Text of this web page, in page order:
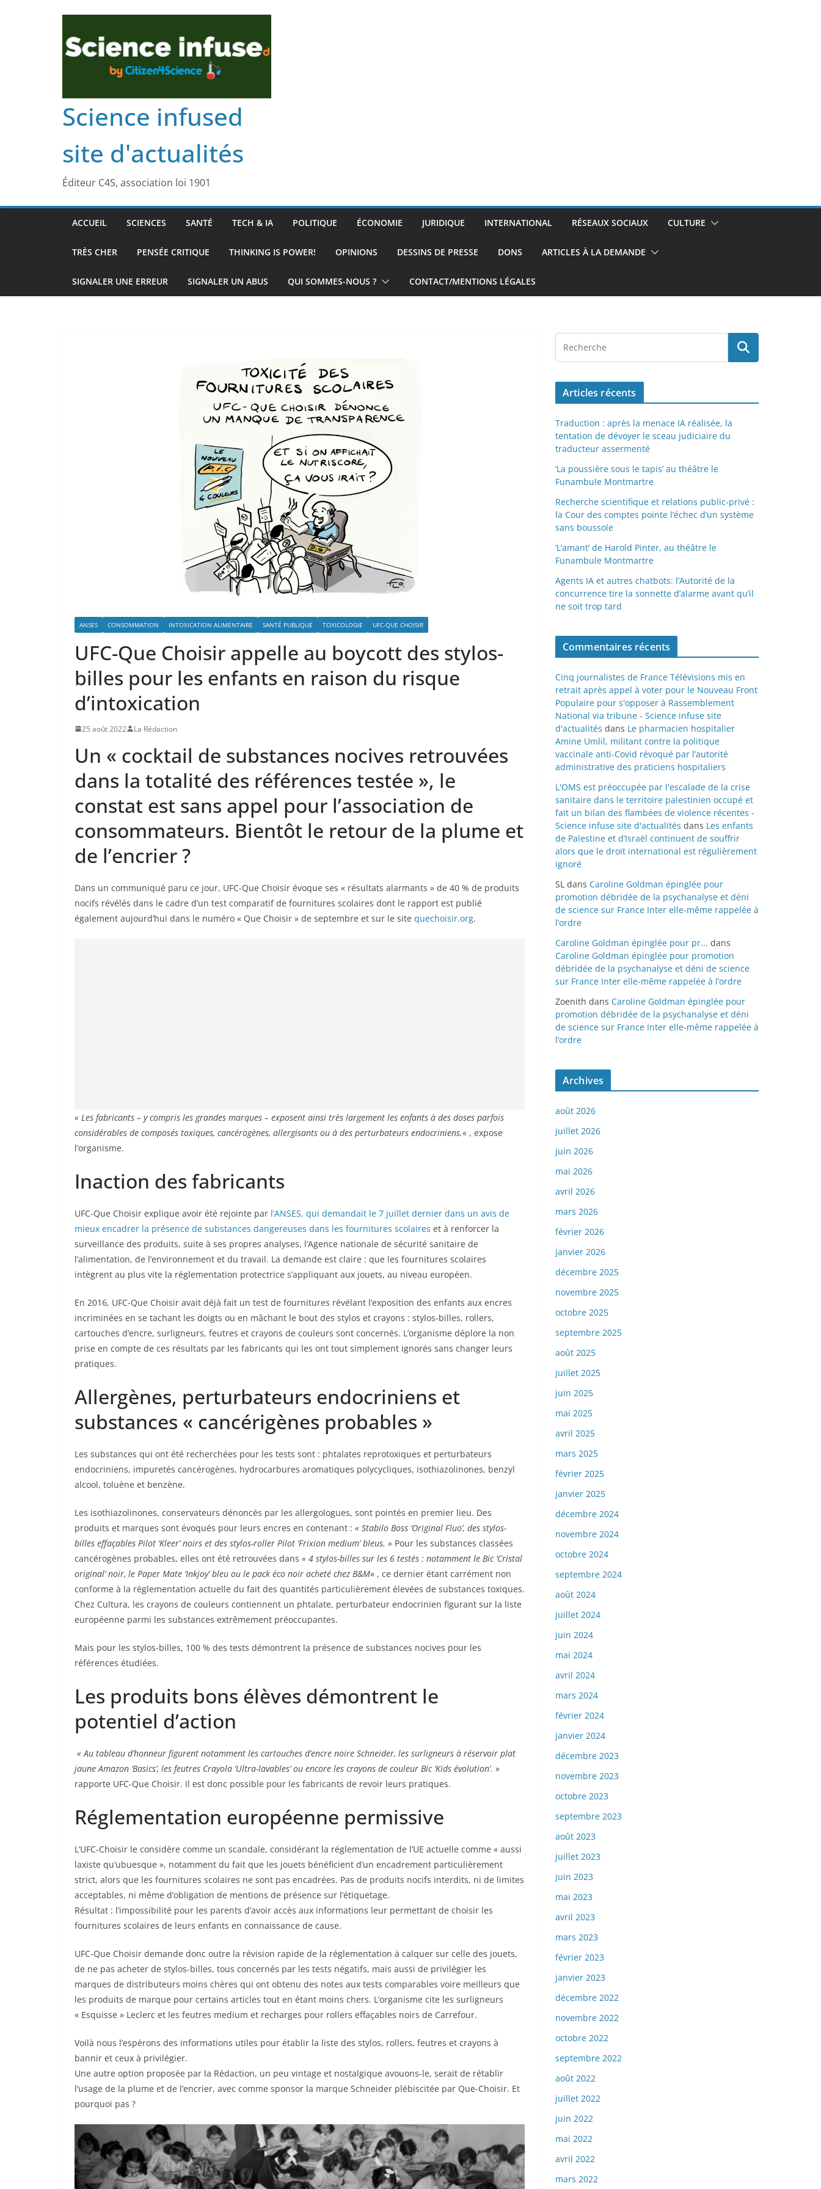
Science infused
site d'actualités
Éditeur C4S, association loi 1901
ACCUEIL SCIENCES SANTÉ TECH & IA POLITIQUE ÉCONOMIE JURIDIQUE INTERNATIONAL RÉSEAUX SOCIAUX CULTURE
TRÈS CHER PENSÉE CRITIQUE THINKING IS POWER! OPINIONS DESSINS DE PRESSE DONS ARTICLES À LA DEMANDE
SIGNALER UNE ERREUR SIGNALER UN ABUS QUI SOMMES-NOUS ? CONTACT/MENTIONS LÉGALES
ANSES CONSOMMATION INTOXICATION ALIMENTAIRE SANTÉ PUBLIQUE TOXICOLOGIE UFC-QUE CHOISIR
UFC-Que Choisir appelle au boycott des stylos-
billes pour les enfants en raison du risque
d’intoxication￼
25 août 2022 La Rédaction
Un « cocktail de substances nocives retrouvées
dans la totalité des références testée », le
constat est sans appel pour l’association de
consommateurs. Bientôt le retour de la plume et
de l’encrier ?
Dans un communiqué paru ce jour, UFC-Que Choisir évoque ses « résultats alarmants » de 40 % de produits
nocifs révélés dans le cadre d’un test comparatif de fournitures scolaires dont le rapport est publié
également aujourd’hui dans le numéro « Que Choisir » de septembre et sur le site quechoisir.org.
« Les fabricants – y compris les grandes marques – exposent ainsi très largement les enfants à des doses parfois
considérables de composés toxiques, cancérogènes, allergisants ou à des perturbateurs endocriniens.« , expose
l’organisme.
Inaction des fabricants
UFC-Que Choisir explique avoir été rejointe par l’ANSES, qui demandait le 7 juillet dernier dans un avis de
mieux encadrer la présence de substances dangereuses dans les fournitures scolaires et à renforcer la
surveillance des produits, suite à ses propres analyses, l’Agence nationale de sécurité sanitaire de
l’alimentation, de l’environnement et du travail. La demande est claire : que les fournitures scolaires
intègrent au plus vite la réglementation protectrice s’appliquant aux jouets, au niveau européen.
En 2016, UFC-Que Choisir avait déjà fait un test de fournitures révélant l’exposition des enfants aux encres
incriminées en se tachant les doigts ou en mâchant le bout des stylos et crayons : stylos-billes, rollers,
cartouches d’encre, surligneurs, feutres et crayons de couleurs sont concernés. L’organisme déplore la non
prise en compte de ces résultats par les fabricants qui les ont tout simplement ignorés sans changer leurs
pratiques.
Allergènes, perturbateurs endocriniens et
substances « cancérigènes probables »
Les substances qui ont été recherchées pour les tests sont : phtalates reprotoxiques et perturbateurs
endocriniens, impuretés cancérogènes, hydrocarbures aromatiques polycycliques, isothiazolinones, benzyl
alcool, toluène et benzène.
Les isothiazolinones, conservateurs dénoncés par les allergologues, sont pointés en premier lieu. Des
produits et marques sont évoqués pour leurs encres en contenant : « Stabilo Boss ‘Original Fluo’, des stylos-
billes effaçables Pilot ‘Kleer’ noirs et des stylos-roller Pilot ‘Frixion medium’ bleus. » Pour les substances classées
cancérogènes probables, elles ont été retrouvées dans « 4 stylos-billes sur les 6 testés : notamment le Bic ‘Cristal
original’ noir, le Paper Mate ‘Inkjoy’ bleu ou le pack éco noir acheté chez B&M« , ce dernier étant carrément non
conforme à la réglementation actuelle du fait des quantités particulièrement élevées de substances toxiques.
Chez Cultura, les crayons de couleurs contiennent un phtalate, perturbateur endocrinien figurant sur la liste
européenne parmi les substances extrêmement préoccupantes.
Mais pour les stylos-billes, 100 % des tests démontrent la présence de substances nocives pour les
références étudiées.
Les produits bons élèves démontrent le
potentiel d’action
« Au tableau d’honneur figurent notamment les cartouches d’encre noire Schneider, les surligneurs à réservoir plat
jaune Amazon ‘Basics’, les feutres Crayola ‘Ultra-lavables’ ou encore les crayons de couleur Bic ‘Kids évolution’. »
rapporte UFC-Que Choisir. Il est donc possible pour les fabricants de revoir leurs pratiques.
Réglementation européenne permissive
L’UFC-Choisir le considère comme un scandale, considérant la réglementation de l’UE actuelle comme « aussi
laxiste qu’ubuesque », notamment du fait que les jouets bénéficient d’un encadrement particulièrement
strict, alors que les fournitures scolaires ne sont pas encadrées. Pas de produits nocifs interdits, ni de limites
acceptables, ni même d’obligation de mentions de présence sur l’étiquetage.
Résultat : l’impossibilité pour les parents d’avoir accès aux informations leur permettant de choisir les
fournitures scolaires de leurs enfants en connaissance de cause.
UFC-Que Choisir demande donc outre la révision rapide de la réglementation à calquer sur celle des jouets,
de ne pas acheter de stylos-billes, tous concernés par les tests négatifs, mais aussi de privilégier les
marques de distributeurs moins chères qui ont obtenu des notes aux tests comparables voire meilleurs que
les produits de marque pour certains articles tout en étant moins chers. L’organisme cite les surligneurs
« Esquisse » Leclerc et les feutres medium et recharges pour rollers effaçables noirs de Carrefour.
Voilà nous l’espérons des informations utiles pour établir la liste des stylos, rollers, feutres et crayons à
bannir et ceux à privilégier.
Une autre option proposée par la Rédaction, un peu vintage et nostalgique avouons-le, serait de rétablir
l’usage de la plume et de l’encrier, avec comme sponsor la marque Schneider plébiscitée par Que-Choisir. Et
pourquoi pas ?
Articles récents
Traduction : après la menace IA réalisée, la
tentation de dévoyer le sceau judiciaire du
traducteur assermenté
‘La poussière sous le tapis’ au théâtre le
Funambule Montmartre
Recherche scientifique et relations public-privé :
la Cour des comptes pointe l’échec d’un système
sans boussole
‘L’amant’ de Harold Pinter, au théâtre le
Funambule Montmartre
Agents IA et autres chatbots: l’Autorité de la
concurrence tire la sonnette d’alarme avant qu’il
ne soit trop tard
Commentaires récents
Cinq journalistes de France Télévisions mis en
retrait après appel à voter pour le Nouveau Front
Populaire pour s'opposer à Rassemblement
National via tribune - Science infuse site
d'actualités dans Le pharmacien hospitalier
Amine Umlil, militant contre la politique
vaccinale anti-Covid révoqué par l’autorité
administrative des praticiens hospitaliers
L'OMS est préoccupée par l'escalade de la crise
sanitaire dans le territoire palestinien occupé et
fait un bilan des flambées de violence récentes -
Science infuse site d'actualités dans Les enfants
de Palestine et d’Israël continuent de souffrir
alors que le droit international est régulièrement
ignoré
SL dans Caroline Goldman épinglée pour
promotion débridée de la psychanalyse et déni
de science sur France Inter elle-même rappelée à
l’ordre
Caroline Goldman épinglée pour pr... dans
Caroline Goldman épinglée pour promotion
débridée de la psychanalyse et déni de science
sur France Inter elle-même rappelée à l’ordre
Zoenith dans Caroline Goldman épinglée pour
promotion débridée de la psychanalyse et déni
de science sur France Inter elle-même rappelée à
l’ordre
Archives
août 2026
juillet 2026
juin 2026
mai 2026
avril 2026
mars 2026
février 2026
janvier 2026
décembre 2025
novembre 2025
octobre 2025
septembre 2025
août 2025
juillet 2025
juin 2025
mai 2025
avril 2025
mars 2025
février 2025
janvier 2025
décembre 2024
novembre 2024
octobre 2024
septembre 2024
août 2024
juillet 2024
juin 2024
mai 2024
avril 2024
mars 2024
février 2024
janvier 2024
décembre 2023
novembre 2023
octobre 2023
septembre 2023
août 2023
juillet 2023
juin 2023
mai 2023
avril 2023
mars 2023
février 2023
janvier 2023
décembre 2022
novembre 2022
octobre 2022
septembre 2022
août 2022
juillet 2022
juin 2022
mai 2022
avril 2022
mars 2022